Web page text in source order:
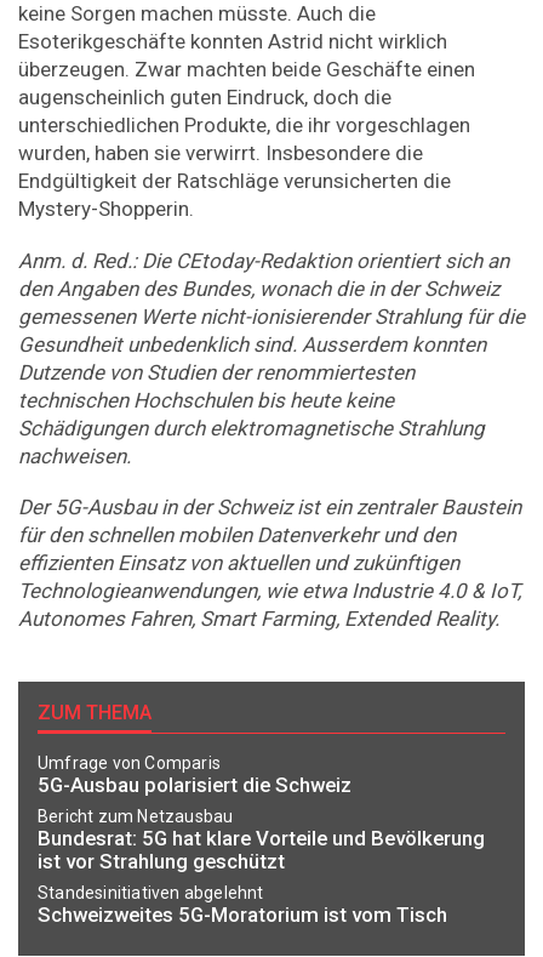
keine Sorgen machen müsste. Auch die
Esoterikgeschäfte konnten Astrid nicht wirklich
überzeugen. Zwar machten beide Geschäfte einen
augenscheinlich guten Eindruck, doch die
unterschiedlichen Produkte, die ihr vorgeschlagen
wurden, haben sie verwirrt. Insbesondere die
Endgültigkeit der Ratschläge verunsicherten die
Mystery-Shopperin.
Anm. d. Red.: Die CEtoday-Redaktion orientiert sich an
den Angaben des Bundes, wonach die in der Schweiz
gemessenen Werte nicht-ionisierender Strahlung für die
Gesundheit unbedenklich sind. Ausserdem konnten
Dutzende von Studien der renommiertesten
technischen Hochschulen bis heute keine
Schädigungen durch elektromagnetische Strahlung
nachweisen.
Der 5G-Ausbau in der Schweiz ist ein zentraler Baustein
für den schnellen mobilen Datenverkehr und den
effizienten Einsatz von aktuellen und zukünftigen
Technologieanwendungen, wie etwa Industrie 4.0 & IoT,
Autonomes Fahren, Smart Farming, Extended Reality.
ZUM THEMA
Umfrage von Comparis
5G-Ausbau polarisiert die Schweiz
Bericht zum Netzausbau
Bundesrat: 5G hat klare Vorteile und Bevölkerung
ist vor Strahlung geschützt
Standesinitiativen abgelehnt
Schweizweites 5G-Moratorium ist vom Tisch